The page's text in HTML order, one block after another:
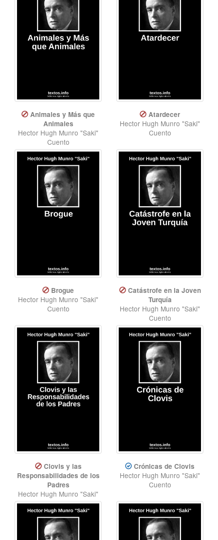
Animales y Más que
Animales
Hector Hugh Munro "Saki"
Cuento
Atardecer
Hector Hugh Munro "Saki"
Cuento
Brogue
Hector Hugh Munro "Saki"
Cuento
Catástrofe en la Joven
Turquía
Hector Hugh Munro "Saki"
Cuento
Clovis y las
Responsabilidades de los
Padres
Hector Hugh Munro "Saki"
Cuento
Crónicas de Clovis
Hector Hugh Munro "Saki"
Cuento